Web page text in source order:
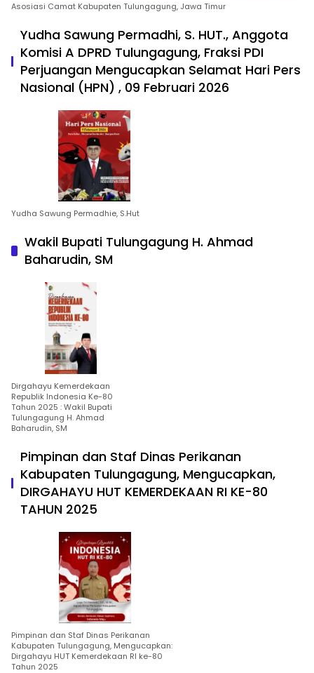
Asosiasi Camat Kabupaten Tulungagung, Jawa Timur
Yudha Sawung Permadhi, S. HUT., Anggota
Komisi A DPRD Tulungagung, Fraksi PDI
Perjuangan Mengucapkan Selamat Hari Pers
Nasional (HPN) , 09 Februari 2026
Yudha Sawung Permadhie, S.Hut
Wakil Bupati Tulungagung H. Ahmad
Baharudin, SM
Dirgahayu Kemerdekaan
Republik Indonesia Ke-80
Tahun 2025 : Wakil Bupati
Tulungagung H. Ahmad
Baharudin, SM
Pimpinan dan Staf Dinas Perikanan
Kabupaten Tulungagung, Mengucapkan,
DIRGAHAYU HUT KEMERDEKAAN RI KE-80
TAHUN 2025
Pimpinan dan Staf Dinas Perikanan
Kabupaten Tulungagung, Mengucapkan:
Dirgahayu HUT Kemerdekaan RI ke-80
Tahun 2025